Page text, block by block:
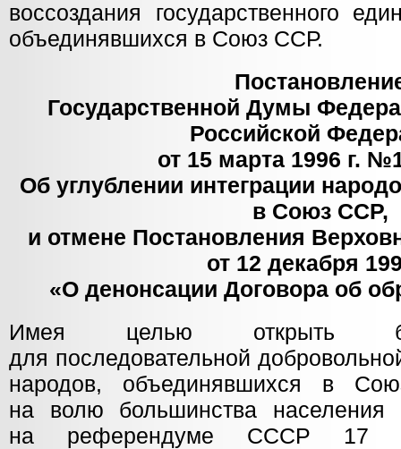
воссоздания государственного
объединявшихся в Союз ССР.
Государственной Думы
Российской
от 15 марта 1996 г.
Об углублении интеграции
в Союз ССР,
и отмене Постановления
от 12 декабря
«О денонсации Договора об
Имея целью открыть
для последовательной
народов, объединявшихся в
на волю большинства населения
на референдуме СССР 17